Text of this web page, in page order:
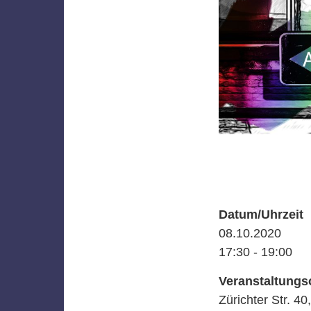
Datum/Uhrzeit
08.10.2020
17:30 - 19:00
Zürichter Str. 40,